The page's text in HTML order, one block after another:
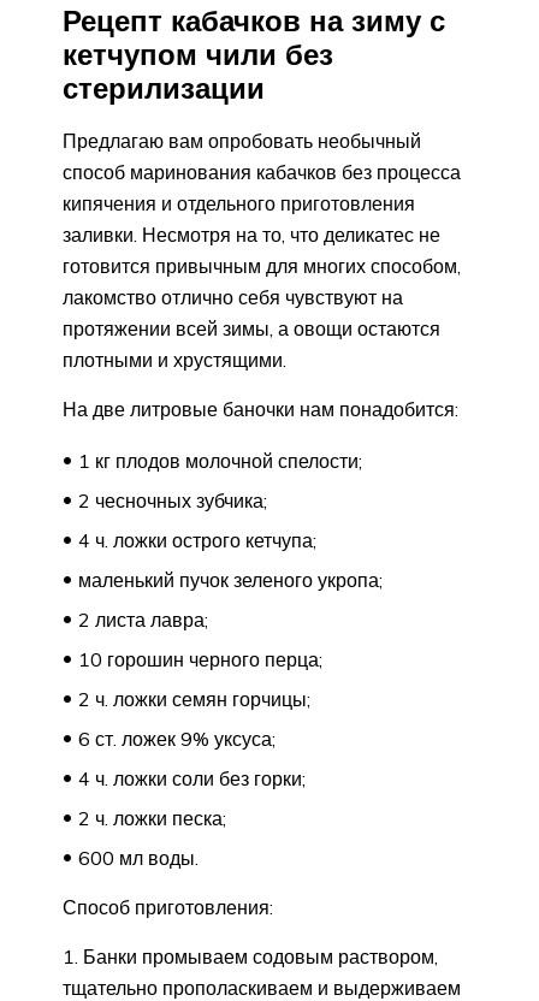
Рецепт кабачков на зиму с
кетчупом чили без
стерилизации
Предлагаю вам опробовать необычный
способ маринования кабачков без процесса
кипячения и отдельного приготовления
заливки. Несмотря на то, что деликатес не
готовится привычным для многих способом,
лакомство отлично себя чувствуют на
протяжении всей зимы, а овощи остаются
плотными и хрустящими.
На две литровые баночки нам понадобится:
1 кг плодов молочной спелости;
2 чесночных зубчика;
4 ч. ложки острого кетчупа;
маленький пучок зеленого укропа;
2 листа лавра;
10 горошин черного перца;
2 ч. ложки семян горчицы;
6 ст. ложек 9% уксуса;
4 ч. ложки соли без горки;
2 ч. ложки песка;
600 мл воды.
Способ приготовления:
1. Банки промываем содовым раствором,
тщательно прополаскиваем и выдерживаем